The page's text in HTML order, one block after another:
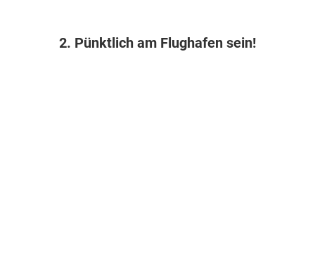
2. Pünktlich am Flughafen sein!